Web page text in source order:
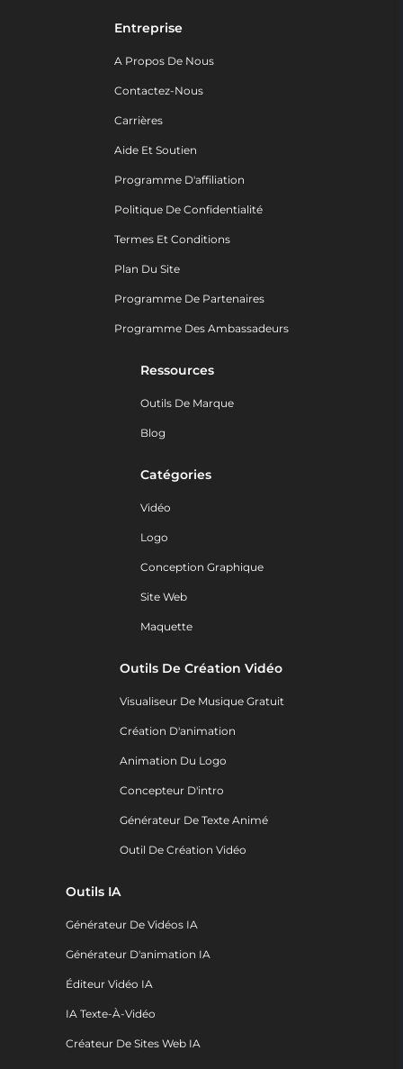
Entreprise
A Propos De Nous
Contactez-Nous
Carrières
Aide Et Soutien
Programme D'affiliation
Politique De Confidentialité
Termes Et Conditions
Plan Du Site
Programme De Partenaires
Programme Des Ambassadeurs
Ressources
Outils De Marque
Blog
Catégories
Vidéo
Logo
Conception Graphique
Site Web
Maquette
Outils De Création Vidéo
Visualiseur De Musique Gratuit
Création D'animation
Animation Du Logo
Concepteur D'intro
Générateur De Texte Animé
Outil De Création Vidéo
Outils IA
Générateur De Vidéos IA
Générateur D'animation IA
Éditeur Vidéo IA
IA Texte-À-Vidéo
Créateur De Sites Web IA